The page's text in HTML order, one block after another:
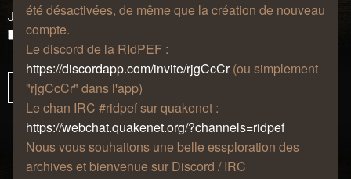
été désactivées, de même que la création de nouveau
compte.
Le discord de la RIdPEF :
https://discordapp.com/invite/rjgCcCr(ou simplement
"rjgCcCr" dans l'app)
Le chan IRC #ridpef sur quakenet :
https://webchat.quakenet.org/?channels=ridpef
Nous vous souhaitons une belle essploration des
archives et bienvenue sur Discord / IRC
J’ai oublié mon mot de passe
Se souvenir de moi
Masquer ma présence lors de cette session